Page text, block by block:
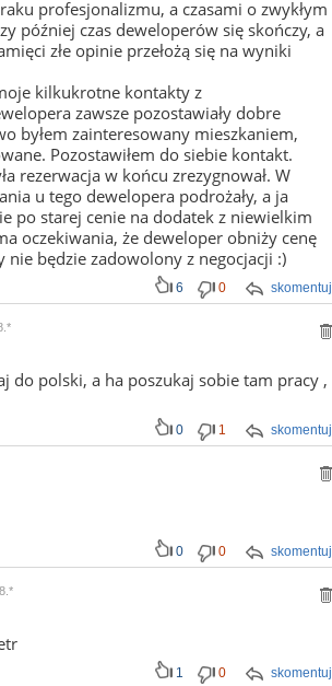
profesjonalizmu, a czasami o zwykłym
później czas deweloperów się skończy, a
złe opinie przełożą się na wyniki
kilkukrotne kontakty z
zawsze pozostawiały dobre
byłem zainteresowany mieszkaniem,
Pozostawiłem do siebie kontakt.
rezerwacja w końcu zrezygnował. W
u tego dewelopera podrożały, a ja
po starej cenie na dodatek z niewielkim
oczekiwania, że deweloper obniży cenę
nie będzie zadowolony z negocjacji :)
skomentuj
6 0
do polski, a ha poszukaj sobie tam pracy ,
skomentuj
0 1
skomentuj
0 0
skomentuj
1 0